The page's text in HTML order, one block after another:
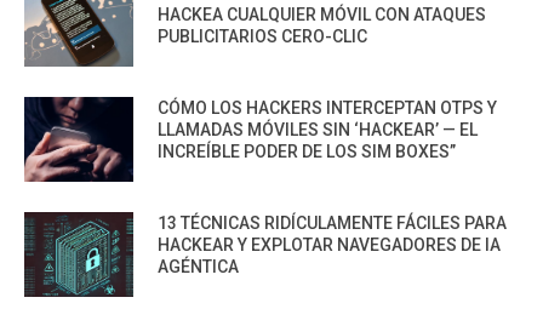
HACKEA CUALQUIER MÓVIL CON ATAQUES
PUBLICITARIOS CERO-CLIC
CÓMO LOS HACKERS INTERCEPTAN OTPS Y
LLAMADAS MÓVILES SIN ‘HACKEAR’ — EL
INCREÍBLE PODER DE LOS SIM BOXES”
13 TÉCNICAS RIDÍCULAMENTE FÁCILES PARA
HACKEAR Y EXPLOTAR NAVEGADORES DE IA
AGÉNTICA